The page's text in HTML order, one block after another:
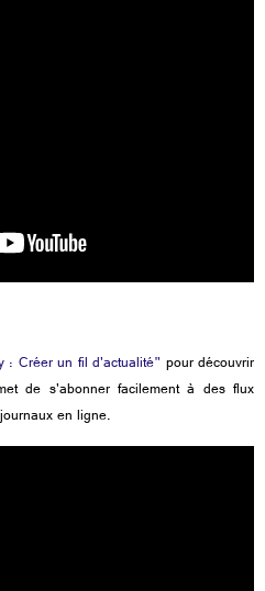
: Créer un fil d'actualité" pour découvrir
de s'abonner facilement à des flux
en ligne.